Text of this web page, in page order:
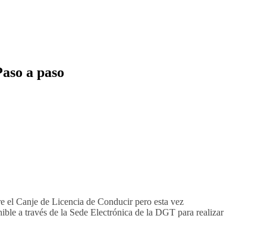
a paso
el Canje de Licencia de Conducir pero esta vez
a través de la Sede Electrónica de la DGT para realizar